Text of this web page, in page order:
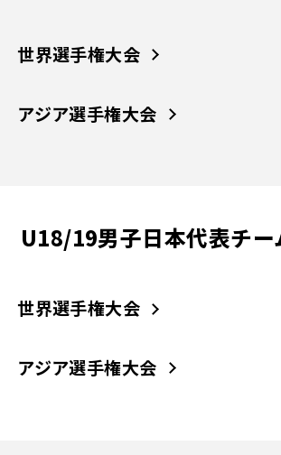
世界選手権大会
アジア選手権大会
U18/19男子日本代表チー
世界選手権大会
アジア選手権大会